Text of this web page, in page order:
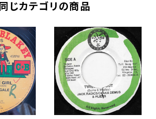
同じカテゴリの商品